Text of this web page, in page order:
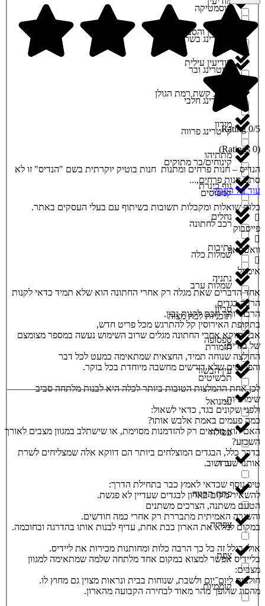
קוסמטיקה
קייטרינג בשרי
קייטרינג ובר
קייטרינג חלבי
קייטרינג פרווה
קינוחים/בר מתוקים
קמפוסים
רכב לחתונה
שמלות כלה
שמלות ערב
תוכניות לבת מצוה
תזמורת
תכשיטים
מודיעין והסביבה
מודיעין עילית
מושב קשת רמת הגולן
מירון
מתתיהו
נוף כינרת
נחלים
נתיבות
נתניה
סביון
ספסופה
עין הבשור
עמנואל
עפולה
ערד
פתח תקווה
צפריה
צפת
קוממיות
שמירה ברשימת מועדפים
0/5 Rating
(0 Ratings)
הנדיס – חנות פרחים ומתנות חנות בוטיק יוקרתית בשם "הנדיס" זו לא
סתם חנות פרחים,...
עוד על העסק
כלות שואלות ומקבלות תשובות בשיתוף עם בעלי העסקים באתר.
פייסבוק
וואטסאפ
אימייל
אחד הדברים שאת מגלה רק אחרי החתונה הוא שלא תמיד כדאי לקנות
הרבה בגדים.
הרבה יותר חכם לקנות נכון.
בתקופת האירוסין קל להתרגש מכל פריט חדש,
אבל דווקא אחרי החתונה מגלים שרוב השימוש נעשה במספר מצומצם
של בגדים:
החולצה שנוחה תמיד, החצאית שמתאימה כמעט לכל דבר
והפריטים שלא דורשים מחשבה מיוחדת בכל בוקר.
לכן אחת ההמלצות הטובות ביותר לכלה היא לבנות מלתחה סביב
שימושיות.
ולפני שקונים בגד, כדאי לשאול:
כמה פעמים באמת אלבש אותו?
האם הוא מתאים רק להזדמנות מסוימת, או שישתלב במגוון מצבים לאורך
השבוע?
בדרך כלל, הבגדים המוצלחים ביותר הם דווקא אלה שמצליחים לשרת
אותנו שוב ושוב.
טיפ נוסף שכדאי לאמץ כבר בתחילת הדרך:
להשאיר מקום בארון לבגדים שעדיין לא פגשת.
הטעם משתנה, הצרכים משתנים
והשגרה האמיתית מתבררת רק אחרי כמה חודשים.
במקום למלא את הארון בבת אחת, עדיף לבנות אותו בהדרגה ובחוכמה.
אולי בגלל זה כל כך הרבה כלות ומחותנות מכירות את ליידיס.
בליידיס אפשר למצוא במקום אחד מלתחה שלמה שמתאימה למגוון
מצבים:
חולצות ליום־יום ולשבת, שנוחות בבית ונראות מצוין גם מחוץ לו.
מהסוג שהופך מהר מאוד לבחירה הקבועה מהארון.